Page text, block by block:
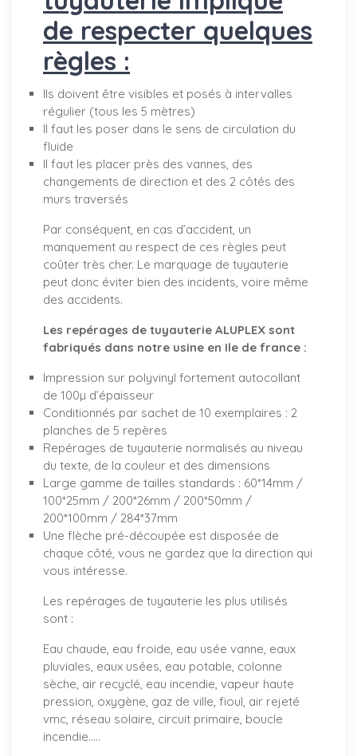
de respecter quelques
règles :
Ils doivent être visibles et posés à intervalles
régulier (tous les 5 mètres)
Il faut les poser dans le sens de circulation du
fluide
Il faut les placer près des vannes, des
changements de direction et des 2 côtés des
murs traversés
Par conséquent, en cas d’accident, un
manquement au respect de ces règles peut
coûter très cher. Le marquage de tuyauterie
peut donc éviter bien des incidents, voire même
des accidents.
Les repérages de tuyauterie ALUPLEX sont
fabriqués dans notre usine en Ile de france :
Impression sur polyvinyl fortement autocollant
de 100µ d’épaisseur
Conditionnés par sachet de 10 exemplaires : 2
planches de 5 repères
Repérages de tuyauterie normalisés au niveau
du texte, de la couleur et des dimensions
Large gamme de tailles standards : 60*14mm /
100*25mm / 200*26mm / 200*50mm /
200*100mm / 284*37mm
Une flèche pré-découpée est disposée de
chaque côté, vous ne gardez que la direction qui
vous intéresse.
Les repérages de tuyauterie les plus utilisés
sont :
Eau chaude, eau froide, eau usée vanne, eaux
pluviales, eaux usées, eau potable, colonne
sèche, air recyclé, eau incendie, vapeur haute
pression, oxygène, gaz de ville, fioul, air rejeté
vmc, réseau solaire, circuit primaire, boucle
incendie.....